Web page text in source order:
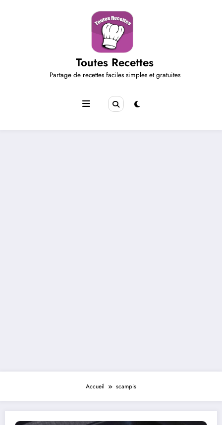
Toutes Recettes
Partage de recettes faciles simples et gratuites
Accueil scampis